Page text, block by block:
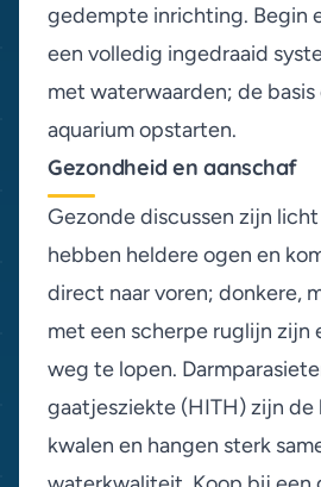
gedempte inrichting. Begin
een volledig ingedraaid
met waterwaarden; de basis
aquarium opstarten.
Gezondheid en aanschaf
Gezonde discussen zijn
hebben heldere ogen en
direct naar voren; donkere,
met een scherpe ruglijn zijn
weg te lopen.
gaatjesziekte (HITH) zijn
kwalen en hangen sterk